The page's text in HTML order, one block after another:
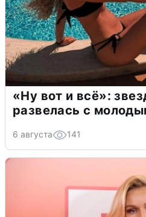
«Ну вот и всё»:
развелась с
6 августа 141